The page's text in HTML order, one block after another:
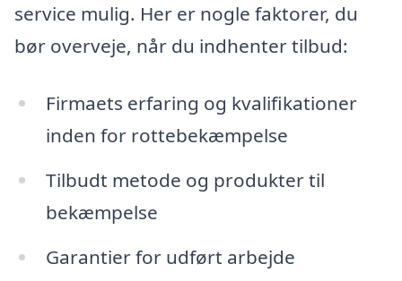
service mulig. Her er nogle faktorer, du
bør overveje, når du indhenter tilbud:
Firmaets erfaring og kvalifikationer
inden for rottebekæmpelse
Tilbudt metode og produkter til
bekæmpelse
Garantier for udført arbejde